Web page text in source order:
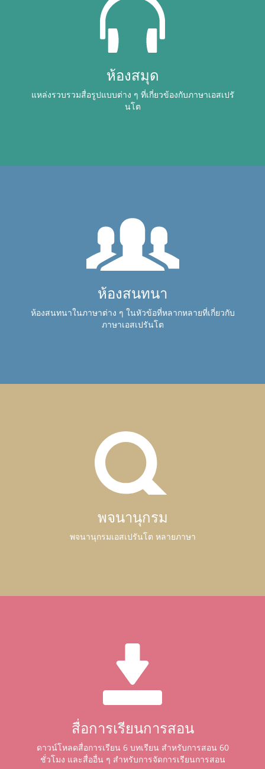
ห้องสมุด
แหล่งรวบรวมสื่อรูปแบบต่าง ๆ ที่เกี่ยวข้องกับภาษาเอสเปรั
นโต
ห้องสนทนา
ห้องสนทนาในภาษาต่าง ๆ ในหัวข้อที่หลากหลายที่เกี่ยวกับ
ภาษาเอสเปรันโต
พจนานุกรม
พจนานุกรมเอสเปรันโต หลายภาษา
สื่อการเรียนการสอน
ดาวน์โหลดสื่อการเรียน 6 บทเรียน สำหรับการสอน 60
ชั่วโมง และสื่ออื่น ๆ สำหรับการจัดการเรียนการสอน